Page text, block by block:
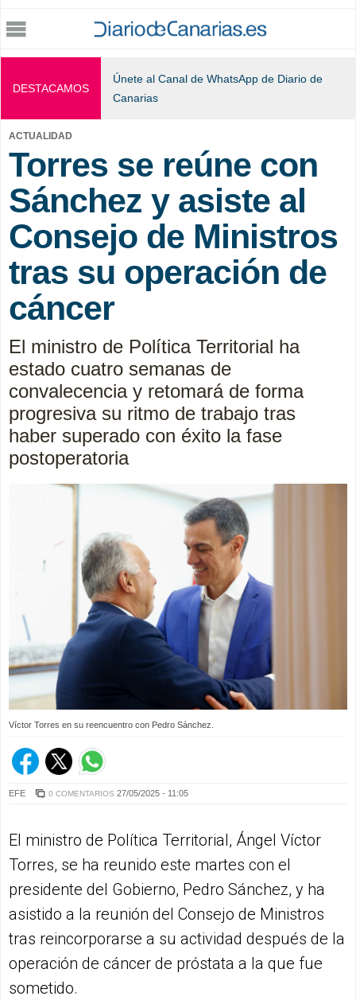
DESTACAMOS
Únete al Canal de WhatsApp de Diario de
Canarias
ACTUALIDAD
Torres se reúne con
Sánchez y asiste al
Consejo de Ministros
tras su operación de
cáncer
El ministro de Política Territorial ha
estado cuatro semanas de
convalecencia y retomará de forma
progresiva su ritmo de trabajo tras
haber superado con éxito la fase
postoperatoria
Víctor Torres en su reencuentro con Pedro Sánchez.
EFE 0 COMENTARIOS 27/05/2025 - 11:05
El ministro de Política Territorial, Ángel Víctor
Torres, se ha reunido este martes con el
presidente del Gobierno, Pedro Sánchez, y ha
asistido a la reunión del Consejo de Ministros
tras reincorporarse a su actividad después de la
operación de cáncer de próstata a la que fue
sometido.